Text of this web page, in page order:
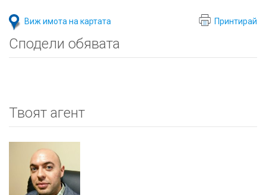
Виж имота на картата Принтирай
Сподели обявата
Твоят агент